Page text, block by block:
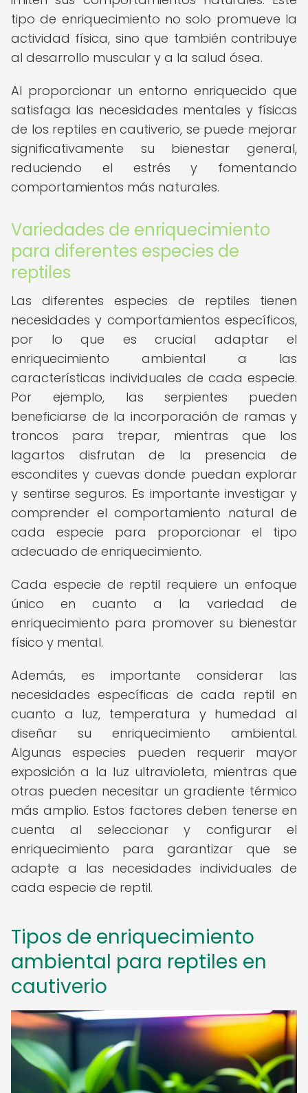
tipo de enriquecimiento no solo promueve la
actividad física, sino que también contribuye
al desarrollo muscular y a la salud ósea.
Al proporcionar un entorno enriquecido que
satisfaga las necesidades mentales y físicas
de los reptiles en cautiverio, se puede mejorar
significativamente su bienestar general,
reduciendo el estrés y fomentando
comportamientos más naturales.
Variedades de enriquecimiento
para diferentes especies de
reptiles
Las diferentes especies de reptiles tienen
necesidades y comportamientos específicos,
por lo que es crucial adaptar el
enriquecimiento ambiental a las
características individuales de cada especie.
Por ejemplo, las serpientes pueden
beneficiarse de la incorporación de ramas y
troncos para trepar, mientras que los
lagartos disfrutan de la presencia de
escondites y cuevas donde puedan explorar
y sentirse seguros. Es importante investigar y
comprender el comportamiento natural de
cada especie para proporcionar el tipo
adecuado de enriquecimiento.
Cada especie de reptil requiere un enfoque
único en cuanto a la variedad de
enriquecimiento para promover su bienestar
físico y mental.
Además, es importante considerar las
necesidades específicas de cada reptil en
cuanto a luz, temperatura y humedad al
diseñar su enriquecimiento ambiental.
Algunas especies pueden requerir mayor
exposición a la luz ultravioleta, mientras que
otras pueden necesitar un gradiente térmico
más amplio. Estos factores deben tenerse en
cuenta al seleccionar y configurar el
enriquecimiento para garantizar que se
adapte a las necesidades individuales de
cada especie de reptil.
Tipos de enriquecimiento
ambiental para reptiles en
cautiverio